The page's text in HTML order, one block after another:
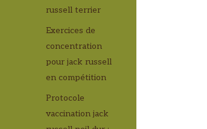
russell terrier
Exercices de
concentration
pour jack russell
en compétition
Protocole
vaccination jack